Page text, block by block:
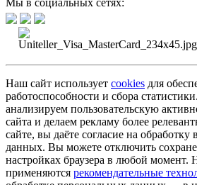
Наш сайт использует cookies для
работоспособности и сбора
анализируем пользовательскую
сайта и делаем рекламу более
сайте, вы даёте согласие на
данных. Вы можете отключить
настройках браузера в любой момент.
применяются рекомендательные